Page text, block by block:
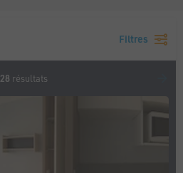
Filtres
28 résultats